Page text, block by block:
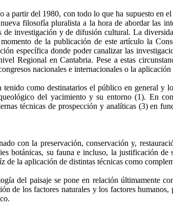
partir del 1980, con todo lo que ha supuesto en
filosofía pluralista a la hora de abordar las
investigación y de difusión cultural. La
de la publicación de este artículo la
específica donde poder canalizar las
Regional en Cantabria. Pese a estas
nacionales e internacionales o la
como destinatarios el público en general y
del yacimiento y su entorno (1). En
técnicas de prospección y analíticas (3) en
con la preservación, conservación y,
botánicas, su fauna e incluso, la justificación
de la aplicación de distintas técnicas como
del paisaje se pone en relación últimamente
de los factores naturales y los factores